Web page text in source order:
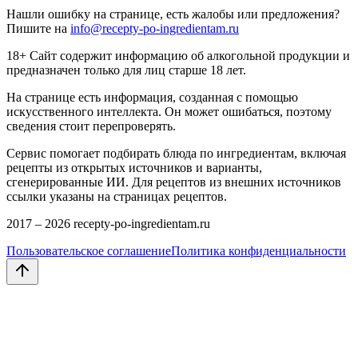
Нашли ошибку на странице, есть жалобы или предложения?
Пишите на info@recepty-po-ingredientam.ru
18+ Сайт содержит информацию об алкогольной продукции и
предназначен только для лиц старше 18 лет.
На странице есть информация, созданная с помощью
искусственного интеллекта. Он может ошибаться, поэтому
сведения стоит перепроверять.
Сервис помогает подбирать блюда по ингредиентам, включая
рецепты из открытых источников и варианты,
сгенерированные ИИ. Для рецептов из внешних источников
ссылки указаны на страницах рецептов.
2017 – 2026 recepty-po-ingredientam.ru
Пользовательское соглашениеПолитика конфиденциальности